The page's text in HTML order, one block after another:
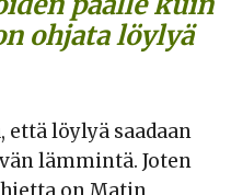
ohjata löylyä
että löylyä saadaan
lämmintä. Joten